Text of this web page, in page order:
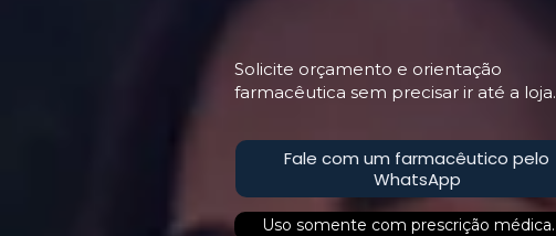
Fale com um farmacêutico pelo
WhatsApp
Solicite orçamento e orientação
farmacêutica sem precisar ir até a loja.
Uso somente com prescrição médica.